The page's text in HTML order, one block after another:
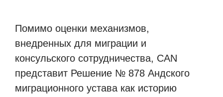
Помимо оценки механизмов,
внедренных для миграции и
консульского сотрудничества, CAN
представит Решение № 878 Андского
миграционного устава как историю